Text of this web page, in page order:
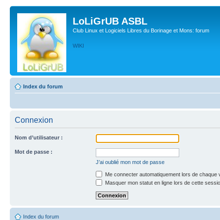
LoLiGrUB ASBL
Club Linux et Logiciels Libres du Borinage et Mons: forum
WIKI
Index du forum
Connexion
Nom d’utilisateur :
Mot de passe :
J’ai oublié mon mot de passe
Me connecter automatiquement lors de chaque
Masquer mon statut en ligne lors de cette
Index du forum